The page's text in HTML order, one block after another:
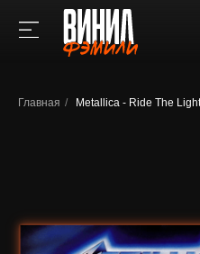
Главная / Metallica - Ride The